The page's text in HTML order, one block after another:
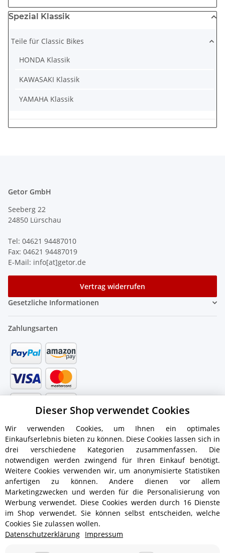
Spezial Klassik
Teile für Classic Bikes
HONDA Klassik
KAWASAKI Klassik
YAMAHA Klassik
Getor GmbH
Seeberg 22
24850 Lürschau
Tel: 04621 94487010
Fax: 04621 94487019
E-Mail: info[at]getor.de
Vertrag widerrufen
Gesetzliche Informationen
Zahlungsarten
Versandinformationen
ab 5,90 € - Ab 300 € Bestellwert
Dieser Shop verwendet Cookies
Wir verwenden Cookies, um Ihnen ein optimales
Einkaufserlebnis bieten zu können. Diese Cookies lassen sich in
drei verschiedene Kategorien zusammenfassen. Die
notwendigen werden zwingend für Ihren Einkauf benötigt.
Weitere Cookies verwenden wir, um anonymisierte Statistiken
anfertigen zu können. Andere dienen vor allem
Marketingzwecken und werden für die Personalisierung von
Werbung verwendet. Diese Cookies werden durch 16 Dienste
im Shop verwendet. Sie können selbst entscheiden, welche
Cookies Sie zulassen wollen.
Datenschutzerklärung Impressum